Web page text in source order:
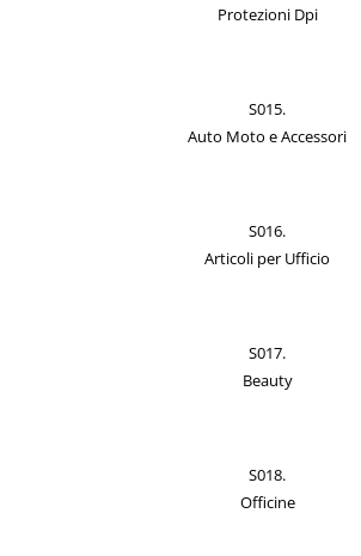
Protezioni Dpi
S015.
Auto Moto e Accessori
S016.
Articoli per Ufficio
S017.
Beauty
S018.
Officine